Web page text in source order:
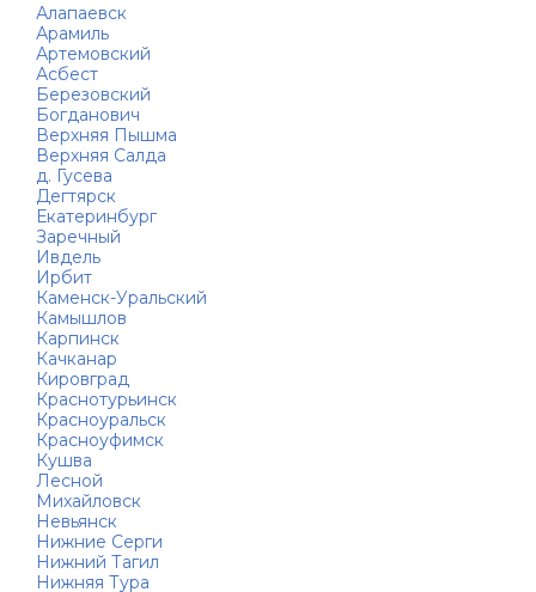
Алапаевск
Арамиль
Артемовский
Асбест
Березовский
Богданович
Верхняя Пышма
Верхняя Салда
д. Гусева
Дегтярск
Екатеринбург
Заречный
Ивдель
Ирбит
Каменск-Уральский
Камышлов
Карпинск
Качканар
Кировград
Краснотурьинск
Красноуральск
Красноуфимск
Кушва
Лесной
Михайловск
Невьянск
Нижние Серги
Нижний Тагил
Нижняя Тура